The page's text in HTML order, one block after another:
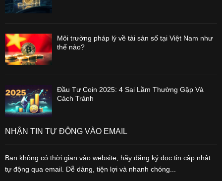
Môi trường pháp lý về tài sản số tại Việt Nam như
thế nào?
Đầu Tư Coin 2025: 4 Sai Lầm Thường Gặp Và
Cách Tránh
NHẬN TIN TỰ ĐỘNG VÀO EMAIL
Bạn không có thời gian vào website, hãy đăng ký đọc tin cập nhật
tự động qua email. Dễ dàng, tiện lợi và nhanh chóng...